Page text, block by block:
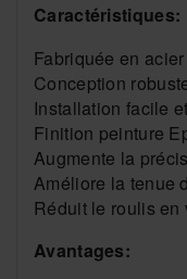
Caractéristiques:
Fabriquée en
Conception
Installation facile
Finition peinture
Augmente la
Améliore la tenue
Réduit le roulis en
Avantages: